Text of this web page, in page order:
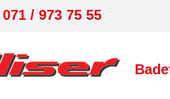
071 / 973 75 55